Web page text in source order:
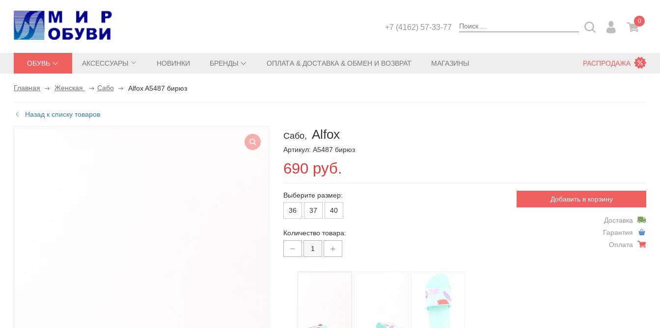
+7 (4162) 57-33-77
0
ОБУВЬ АКСЕССУАРЫ НОВИНКИ БРЕНДЫ ОПЛАТА & ДОСТАВКА & ОБМЕН И ВОЗВРАТ МАГАЗИНЫ РАСПРОДАЖА
Главная Женская Сабо Alfox A5487 бирюз
Назад к списку товаров
Сабо, Alfox
Артикул: A5487 бирюз
690 руб.
Выберите размер:
36
37 40
Количество товара:
Добавить в корзину
Доставка
Гарантия
Оплата